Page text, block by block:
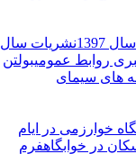
نشریات سال
روابط عمومیبولتن
های سیمای
خوارزمی در ایام
در خوابگاهفرم